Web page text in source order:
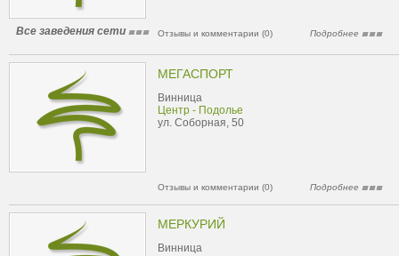
Все заведения сети Отзывы и комментарии (0) Подробнее
МЕГАСПОРТ
Винница
Центр - Подолье
ул. Соборная, 50
Отзывы и комментарии (0) Подробнее
МЕРКУРИЙ
Винница